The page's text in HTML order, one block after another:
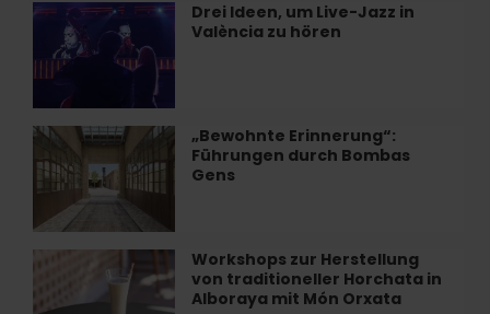
in
Valencia
Drei Ideen, um Live-Jazz in
València zu hören
Drei
Ideen,
um
Live-
Jazz
in
zu
hören
„Bewohnte Erinnerung“:
Führungen durch Bombas
Gens
„Bewohnte
Erinnerung“:
Führungen
durch
Bombas
Gens
Workshops zur Herstellung
von traditioneller Horchata in
Alboraya mit Món Orxata
Workshops
Herstellung